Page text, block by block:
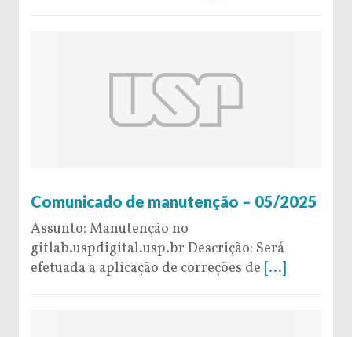
Comunicado de manutenção – 05/2025
Assunto: Manutenção no
gitlab.uspdigital.usp.br Descrição: Será
efetuada a aplicação de correções de [...]